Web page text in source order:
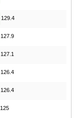
129.4
127.9
127.1
126.4
126.4
125